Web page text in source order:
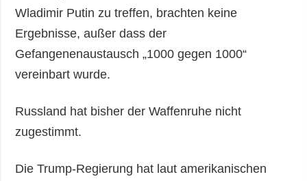
Wladimir Putin zu treffen, brachten keine
Ergebnisse, außer dass der
Gefangenenaustausch „1000 gegen 1000“
vereinbart wurde.
Russland hat bisher der Waffenruhe nicht
zugestimmt.
Die Trump-Regierung hat laut amerikanischen